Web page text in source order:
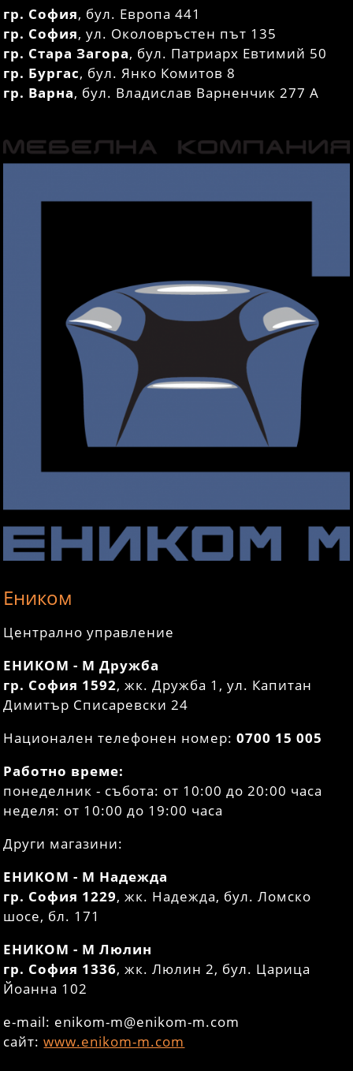
гр. София, бул. Европа 441
гр. София, ул. Околовръстен път 135
гр. Стара Загора, бул. Патриарх Евтимий 50
гр. Бургас, бул. Янко Комитов 8
гр. Варна, бул. Владислав Варненчик 277 А
Еником
Централно управление
ЕНИКОМ - М Дружба
гр. София 1592, жк. Дружба 1, ул. Капитан
Димитър Списаревски 24
Национален телефонен номер:0700 15 005
Работно време:
понеделник - събота: от 10:00 до 20:00 часа
неделя: от 10:00 до 19:00 часа
Други магазини:
ЕНИКОМ - М Надежда
гр. София 1229, жк. Надежда, бул. Ломско
шосе, бл. 171
ЕНИКОМ - М Люлин
гр. София 1336, жк. Люлин 2, бул. Царица
Йоанна 102
e-mail: enikom-m@enikom-m.com
сайт:www.enikom-m.com